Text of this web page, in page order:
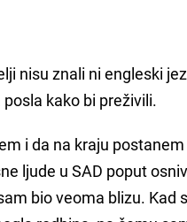
nisu znali ni engleski
kako bi preživili.
i da na kraju
ljude u SAD poput
bio veoma blizu. Kad